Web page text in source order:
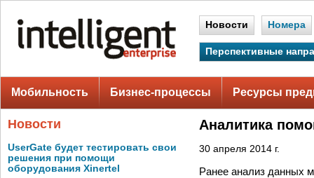
Новости Номера
Перспективные
Мобильность Бизнес-процессы Ресурсы
Новости
UserGate будет тестировать свои
решения при помощи
оборудования Xinertel
Аналитика
30 апреля 2014 г.
Ранее анализ данных